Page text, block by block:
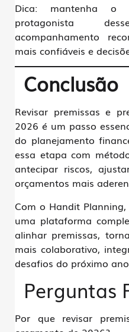
Dica: mantenha o
protagonista
acompanhamento
mais confiáveis e
Conclusão
Revisar premissas e
2026 é um passo
do planejamento
essa etapa com
antecipar riscos,
orçamentos mais
Com o Handit Planning
uma plataforma
alinhar premissas,
mais colaborativo,
desafios do próximo
Perguntas
Por que revisar